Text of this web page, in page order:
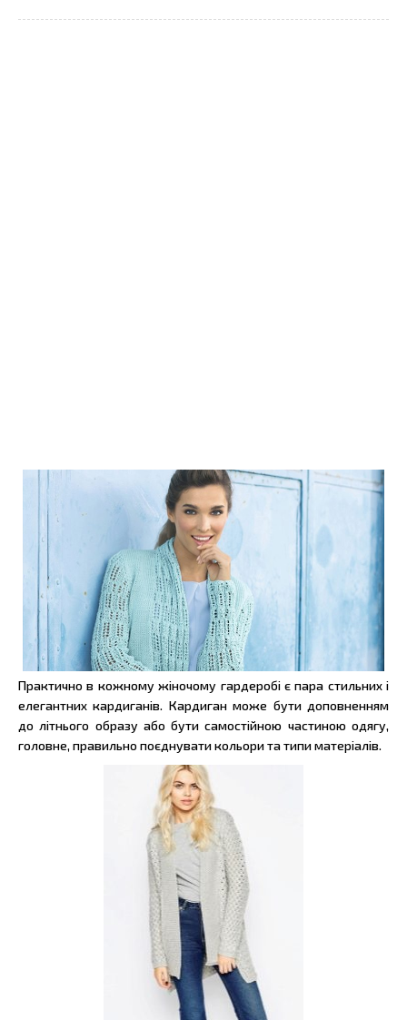
Практично в кожному жіночому гардеробі є пара стильних і
елегантних кардиганів. Кардиган може бути доповненням
до літнього образу або бути самостійною частиною одягу,
головне, правильно поєднувати кольори та типи матеріалів.